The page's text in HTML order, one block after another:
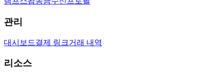
관리
대시보드결제 링크거래 내역
리소스